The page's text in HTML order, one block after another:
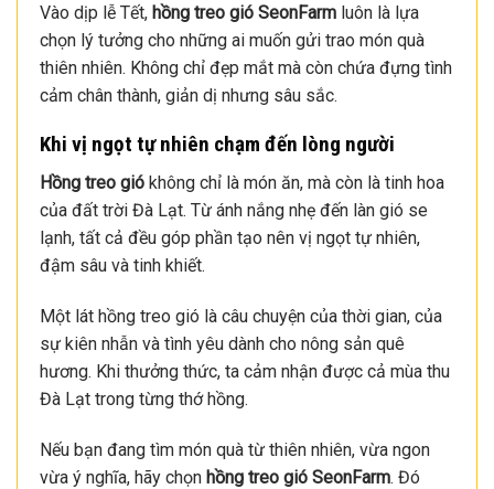
Vào dịp lễ Tết, hồng treo gió SeonFarm luôn là lựa
chọn lý tưởng cho những ai muốn gửi trao món quà
thiên nhiên. Không chỉ đẹp mắt mà còn chứa đựng tình
cảm chân thành, giản dị nhưng sâu sắc.
Khi vị ngọt tự nhiên chạm đến lòng người
Hồng treo gió không chỉ là món ăn, mà còn là tinh hoa
của đất trời Đà Lạt. Từ ánh nắng nhẹ đến làn gió se
lạnh, tất cả đều góp phần tạo nên vị ngọt tự nhiên,
đậm sâu và tinh khiết.
Một lát hồng treo gió là câu chuyện của thời gian, của
sự kiên nhẫn và tình yêu dành cho nông sản quê
hương. Khi thưởng thức, ta cảm nhận được cả mùa thu
Đà Lạt trong từng thớ hồng.
Nếu bạn đang tìm món quà từ thiên nhiên, vừa ngon
vừa ý nghĩa, hãy chọn hồng treo gió SeonFarm. Đó